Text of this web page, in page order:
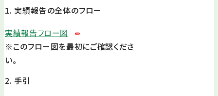
1. 実績報告の全体のフロー
実績報告フロー図
※このフロー図を最初にご確認くださ
い。
2. 手引